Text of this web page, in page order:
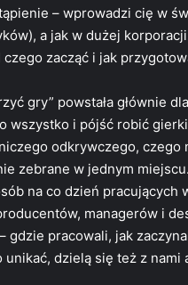
– wprowadzi cię w
a jak w dużej
czego zacząć i jak
gry” powstała głównie
wszystko i pójść robić
odkrywczego,
zebrane w jednym
na co dzień pracujących
managerów i
gdzie pracowali, jak
unikać, dzielą się też z nami